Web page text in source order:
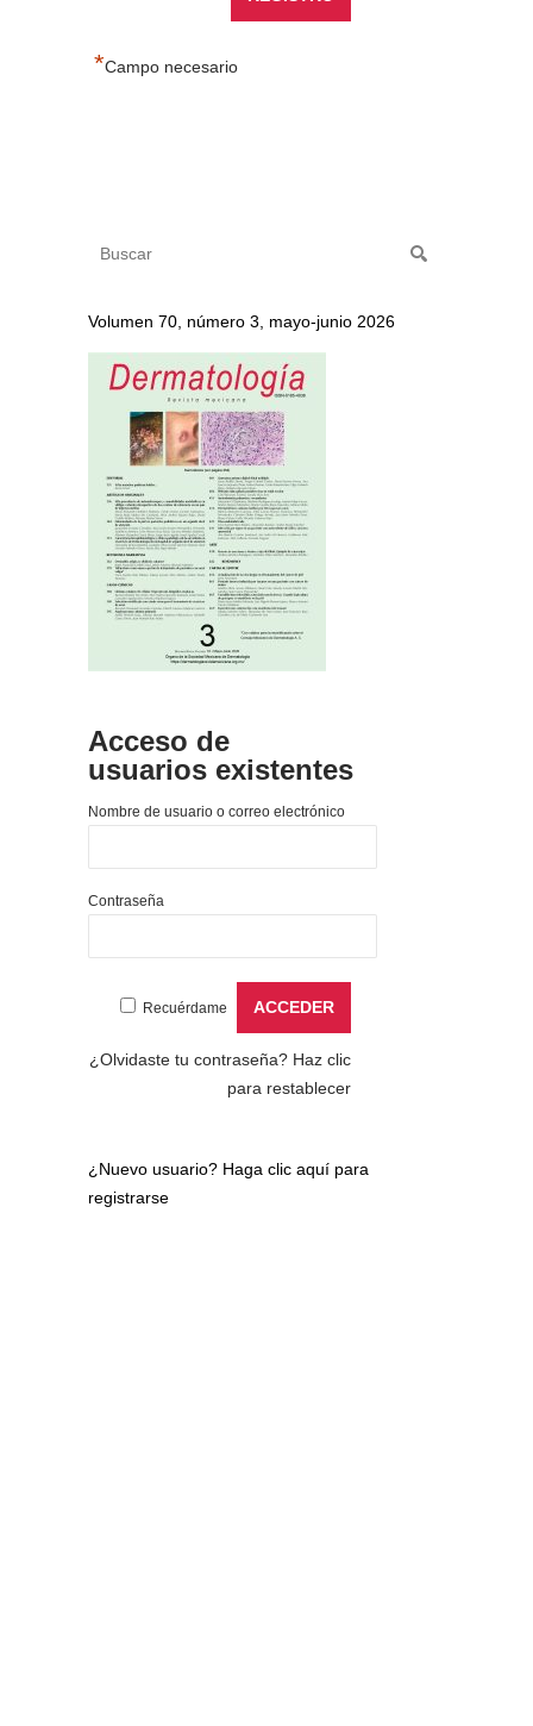
*Campo necesario
Volumen 70, número 3, mayo-junio 2026
Acceso de
usuarios existentes
Nombre de usuario o correo electrónico
Contraseña
Recuérdame
¿Olvidaste tu contraseña? Haz clic
para restablecer
¿Nuevo usuario? Haga clic aquí para
registrarse